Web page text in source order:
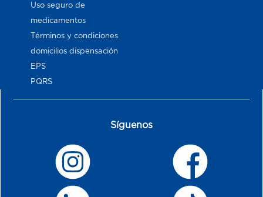
Uso seguro de
medicamentos
Términos y condiciones
domicilios dispensación
EPS
PQRS
Síguenos